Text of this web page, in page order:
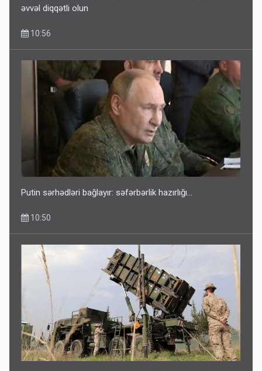
əvvəl diqqətli olun
10:56
Putin sərhədləri bağlayır: səfərbərlik hazırlığı...
10:50